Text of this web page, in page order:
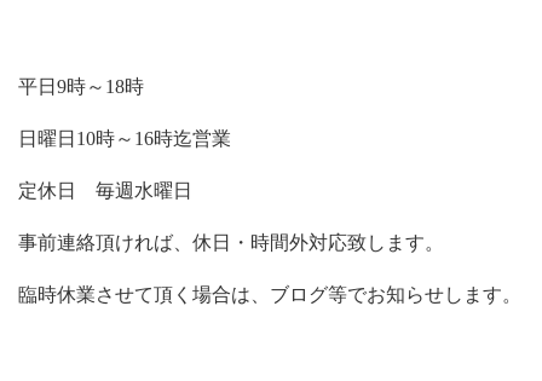
平日9時～ 18時
日曜日10時～ 16時迄営業
定休日 毎週水曜日
事前連絡頂ければ、休日・時間外対応致します。
臨時休業させて頂く場合は、ブログ等でお知らせします。